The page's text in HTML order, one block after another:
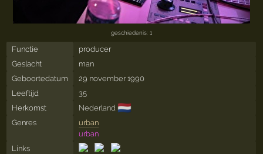
geschiedenis: 1
Functie
producer
Geslacht
man
Geboortedatum
29 november 1990
Leeftijd
35
Herkomst
Nederland 🇳🇱
Genres
urban
urban
Links